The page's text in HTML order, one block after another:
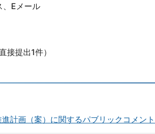
、Eメール
接提出1件）
計画（案）に関するパブリックコメン